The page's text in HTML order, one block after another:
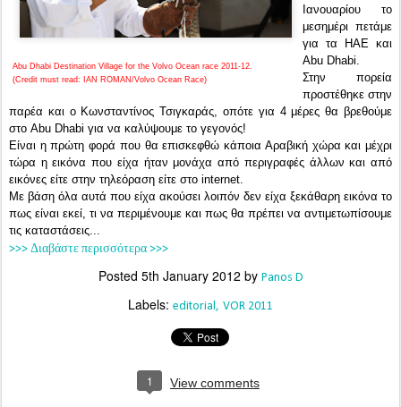
Abu Dhabi Destination Village for the Volvo Ocean race 2011-12.
(Credit must read: IAN ROMAN/Volvo Ocean Race)
Ιανουαρίου το
μεσημέρι πετάμε
για τα ΗΑΕ και
Abu Dhabi.
Στην πορεία
προστέθηκε στην
παρέα και ο Κωνσταντίνος Τσιγκαράς, οπότε για 4 μέρες θα βρεθούμε
στο Abu Dhabi για να καλύψουμε το γεγονός!
Είναι η πρώτη φορά που θα επισκεφθώ κάποια Αραβική χώρα και μέχρι
τώρα η εικόνα που είχα ήταν μονάχα από περιγραφές άλλων και από
εικόνες είτε στην τηλεόραση είτε στο internet.
Με βάση όλα αυτά που είχα ακούσει λοιπόν δεν είχα ξεκάθαρη εικόνα το
πως είναι εκεί, τι να περιμένουμε και πως θα πρέπει να αντιμετωπίσουμε
τις καταστάσεις...
>>> Διαβάστε περισσότερα >>>
Posted 5th January 2012 by Panos D
Labels: editorial VOR 2011
1 View comments